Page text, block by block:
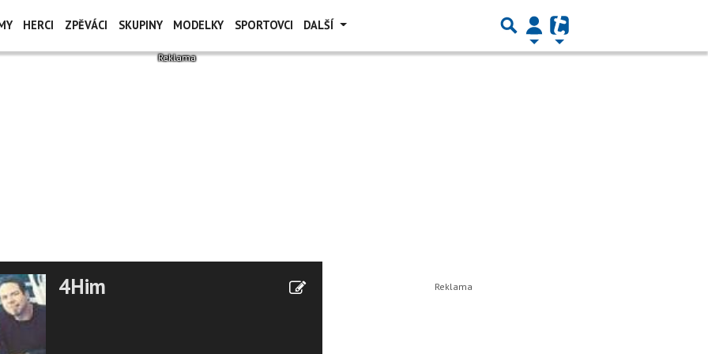
HERCI ZPĚVÁCI SKUPINY MODELKY SPORTOVCI DALŠÍ
4Him